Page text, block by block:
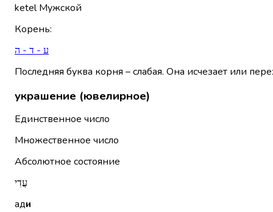
ketel Мужской
Корень:
ע - ד - ה
Последняя буква корня – слабая. Она исчезает или
украшение (ювелирное)
Единственное число
Множественное число
Абсолютное состояние
עֲדִי
ади